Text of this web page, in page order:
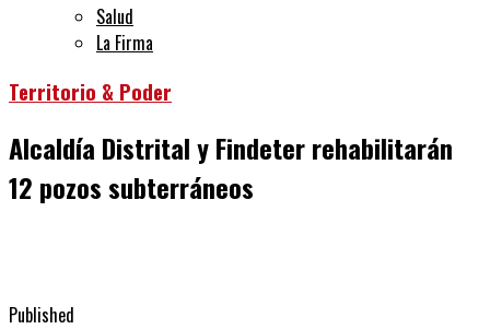
Salud
La Firma
Territorio & Poder
Alcaldía Distrital y Findeter rehabilitarán
12 pozos subterráneos
Published